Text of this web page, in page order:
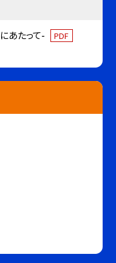
あたって- PDF